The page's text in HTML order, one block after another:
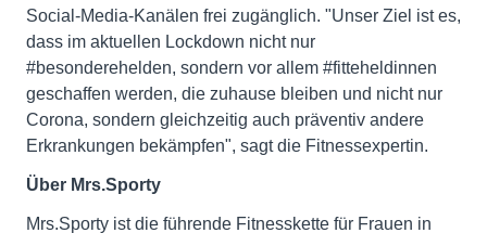
Social-Media-Kanälen frei zugänglich. "Unser Ziel ist es,
dass im aktuellen Lockdown nicht nur
#besonderehelden, sondern vor allem #fitteheldinnen
geschaffen werden, die zuhause bleiben und nicht nur
Corona, sondern gleichzeitig auch präventiv andere
Erkrankungen bekämpfen", sagt die Fitnessexpertin.
Über Mrs.Sporty
Mrs.Sporty ist die führende Fitnesskette für Frauen in